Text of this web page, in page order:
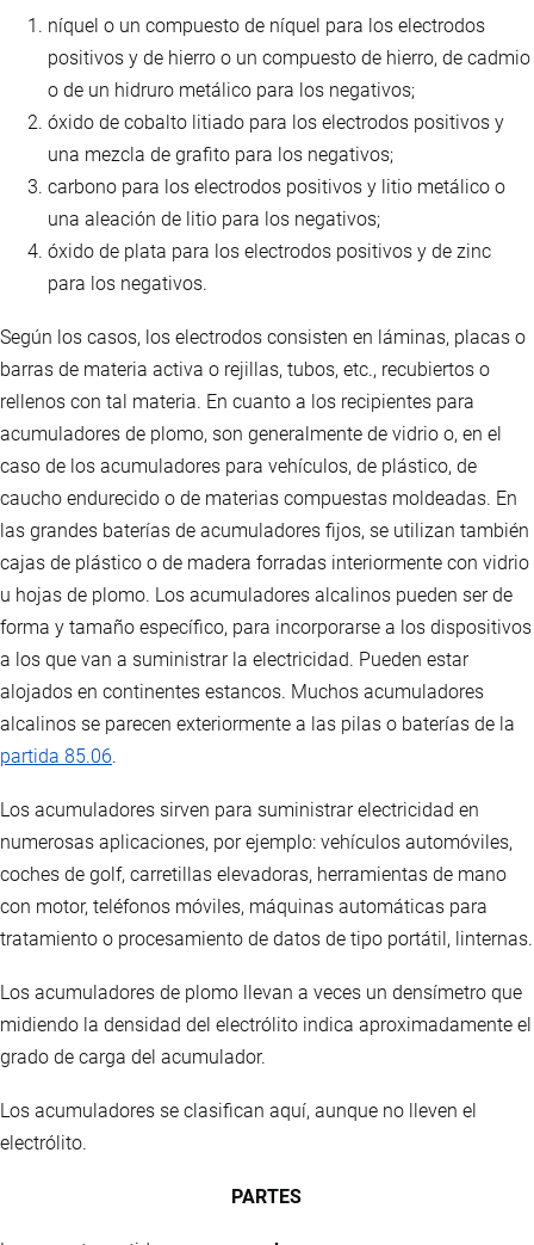
níquel o un compuesto de níquel para los electrodos
positivos y de hierro o un compuesto de hierro, de cadmio
o de un hidruro metálico para los negativos;
óxido de cobalto litiado para los electrodos positivos y
una mezcla de grafito para los negativos;
carbono para los electrodos positivos y litio metálico o
una aleación de litio para los negativos;
óxido de plata para los electrodos positivos y de zinc
para los negativos.
Según los casos, los electrodos consisten en láminas, placas o
barras de materia activa o rejillas, tubos, etc., recubiertos o
rellenos con tal materia. En cuanto a los recipientes para
acumuladores de plomo, son generalmente de vidrio o, en el
caso de los acumuladores para vehículos, de plástico, de
caucho endurecido o de materias compuestas moldeadas. En
las grandes baterías de acumuladores fijos, se utilizan también
cajas de plástico o de madera forradas interiormente con vidrio
u hojas de plomo. Los acumuladores alcalinos pueden ser de
forma y tamaño específico, para incorporarse a los dispositivos
a los que van a suministrar la electricidad. Pueden estar
alojados en continentes estancos. Muchos acumuladores
alcalinos se parecen exteriormente a las pilas o baterías de la
partida 85.06.
Los acumuladores sirven para suministrar electricidad en
numerosas aplicaciones, por ejemplo: vehículos automóviles,
coches de golf, carretillas elevadoras, herramientas de mano
con motor, teléfonos móviles, máquinas automáticas para
tratamiento o procesamiento de datos de tipo portátil, linternas.
Los acumuladores de plomo llevan a veces un densímetro que
midiendo la densidad del electrólito indica aproximadamente el
grado de carga del acumulador.
Los acumuladores se clasifican aquí, aunque no lleven el
electrólito.
PARTES